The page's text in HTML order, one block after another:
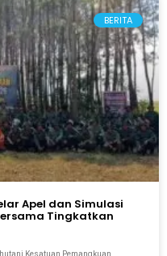
BERITA
Apel dan Simulasi
Tingkatkan
Kesatuan Pemangkuan